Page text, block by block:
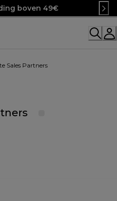
boven 49€
Sales Partners